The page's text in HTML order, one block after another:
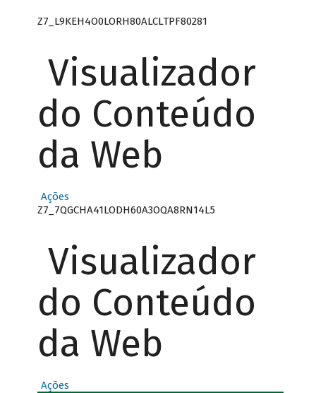
Z7_L9KEH4O0LORH80ALCLTPF80281
Visualizador
do Conteúdo
da Web
Ações
Z7_7QGCHA41LODH60A3OQA8RN14L5
Visualizador
do Conteúdo
da Web
Ações